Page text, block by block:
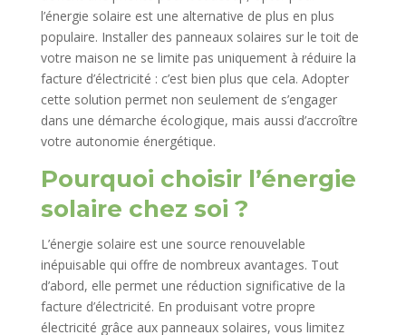
l’énergie solaire est une alternative de plus en plus
populaire. Installer des panneaux solaires sur le toit de
votre maison ne se limite pas uniquement à réduire la
facture d’électricité : c’est bien plus que cela. Adopter
cette solution permet non seulement de s’engager
dans une démarche écologique, mais aussi d’accroître
votre autonomie énergétique.
Pourquoi choisir l’énergie
solaire chez soi ?
L’énergie solaire est une source renouvelable
inépuisable qui offre de nombreux avantages. Tout
d’abord, elle permet une réduction significative de la
facture d’électricité. En produisant votre propre
électricité grâce aux panneaux solaires, vous limitez